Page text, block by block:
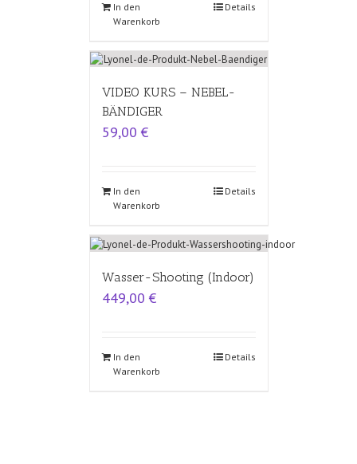
In den
Warenkorb
Details
VIDEO KURS – NEBEL-
BÄNDIGER
59,00 €
In den
Warenkorb
Details
Wasser-Shooting (Indoor)
449,00 €
In den
Warenkorb
Details